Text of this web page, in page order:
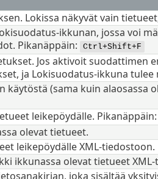
Lokissa näkyvät vain
ikkunan, jossa voi
Pikanäppäin:
Ctrl+Shift+F
Jos aktivoit suodattimen
ja Lokisuodatus-ikkuna tulee
käytöstä (sama kuin alaosassa
leikepöydälle. Pikanäppäin:
olevat tietueet.
leikepöydälle XML-tiedostoon.
ikkunassa olevat tietueet
joka sisältää